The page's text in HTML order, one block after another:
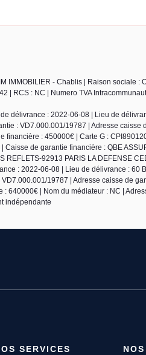
IMMOBILIER - Chablis | Raison sociale :
| RCS : NC | Numero TVA
délivrance : 2022-06-08 | Lieu de
: VD7.000.001/19787 | Adresse
financière : 450000€ | Carte G :
Caisse de garantie financière : QBE
REFLETS-92913 PARIS LA DEFENSE
: 2022-06-08 | Lieu de délivrance : 60
19787 | Adresse caisse de
640000€ | Nom du médiateur : NC |
indépendante
SERVICES